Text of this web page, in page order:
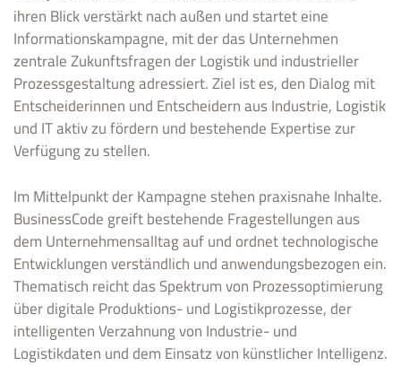
ihren Blick verstärkt nach außen und startet eine
Informationskampagne, mit der das Unternehmen
zentrale Zukunftsfragen der Logistik und industrieller
Prozessgestaltung adressiert. Ziel ist es, den Dialog mit
Entscheiderinnen und Entscheidern aus Industrie, Logistik
und IT aktiv zu fördern und bestehende Expertise zur
Verfügung zu stellen.
Im Mittelpunkt der Kampagne stehen praxisnahe Inhalte.
BusinessCode greift bestehende Fragestellungen aus
dem Unternehmensalltag auf und ordnet technologische
Entwicklungen verständlich und anwendungsbezogen ein.
Thematisch reicht das Spektrum von Prozessoptimierung
über digitale Produktions- und Logistikprozesse, der
intelligenten Verzahnung von Industrie- und
Logistikdaten und dem Einsatz von künstlicher Intelligenz.